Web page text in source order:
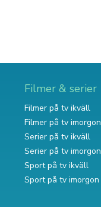
Filmer & serier
Filmer på tv ikväll
Filmer på tv imorgon
Serier på tv ikväll
Serier på tv imorgon
Sport på tv ikväll
Sport på tv imorgon